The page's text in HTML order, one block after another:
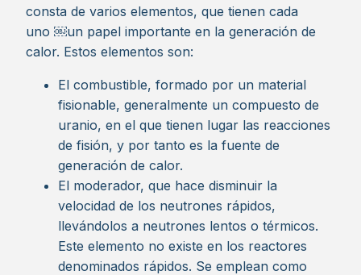
consta de varios elementos, que tienen cada
uno ￼un papel importante en la generación de
calor. Estos elementos son:
El combustible, formado por un material
fisionable, generalmente un compuesto de
uranio, en el que tienen lugar las reacciones
de fisión, y por tanto es la fuente de
generación de calor.
El moderador, que hace disminuir la
velocidad de los neutrones rápidos,
llevándolos a neutrones lentos o térmicos.
Este elemento no existe en los reactores
denominados rápidos. Se emplean como